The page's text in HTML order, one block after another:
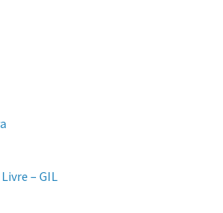
– GIL